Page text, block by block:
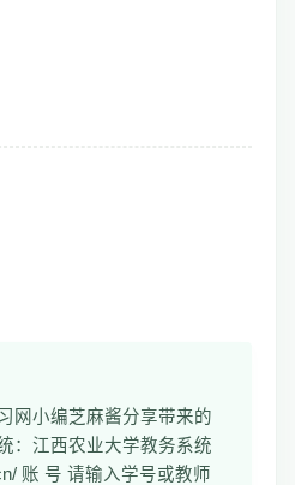
网小编芝麻酱分享带来的
：江西农业大学教务系统
账 号 请输入学号或教师